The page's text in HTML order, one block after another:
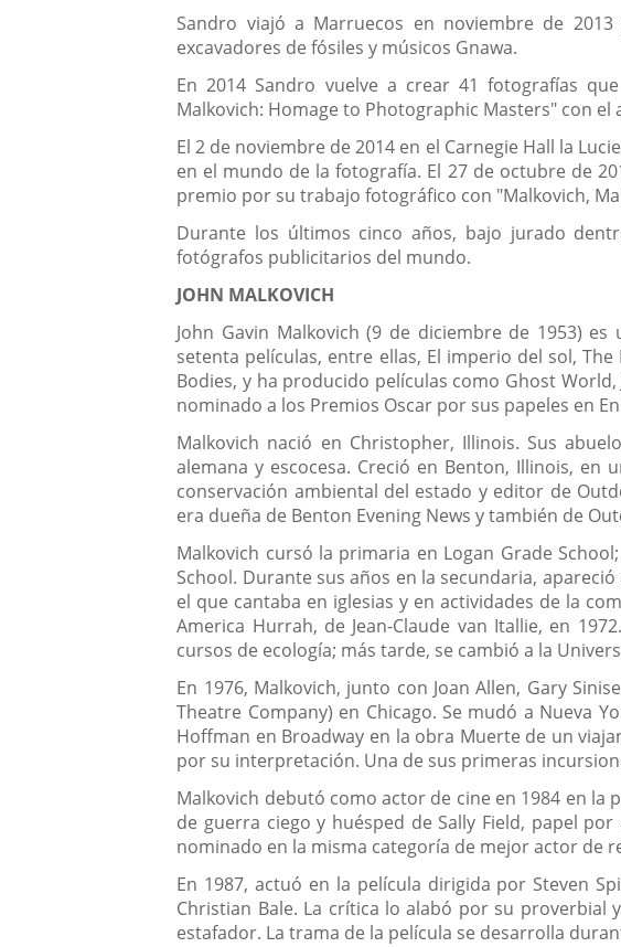
Sandro viajó a Marruecos en noviembre de
excavadores de fósiles y músicos Gnawa.
En 2014 Sandro vuelve a crear 41 fotografías
Malkovich: Homage to Photographic Masters" con
El 2 de noviembre de 2014 en el Carnegie Hall la
en el mundo de la fotografía. El 27 de octubre de
premio por su trabajo fotográfico con "Malkovich,
Durante los últimos cinco años, bajo jurado
fotógrafos publicitarios del mundo.
JOHN MALKOVICH
John Gavin Malkovich (9 de diciembre de 1953)
setenta películas, entre ellas, El imperio del sol, The
Bodies, y ha producido películas como Ghost
nominado a los Premios Oscar por sus papeles en
Malkovich nació en Christopher, Illinois. Sus
alemana y escocesa. Creció en Benton, Illinois, en
conservación ambiental del estado y editor de
era dueña de Benton Evening News y también de
Malkovich cursó la primaria en Logan Grade
School. Durante sus años en la secundaria,
el que cantaba en iglesias y en actividades de la
America Hurrah, de Jean-Claude van Itallie, en
cursos de ecología; más tarde, se cambió a la
En 1976, Malkovich, junto con Joan Allen, Gary
Theatre Company) en Chicago. Se mudó a Nueva
Hoffman en Broadway en la obra Muerte de un
por su interpretación. Una de sus primeras
Malkovich debutó como actor de cine en 1984 en la
de guerra ciego y huésped de Sally Field, papel
nominado en la misma categoría de mejor actor de
En 1987, actuó en la película dirigida por Steven
Christian Bale. La crítica lo alabó por su
estafador. La trama de la película se desarrolla